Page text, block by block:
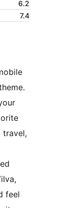
6.2
7.4
travel,
feel